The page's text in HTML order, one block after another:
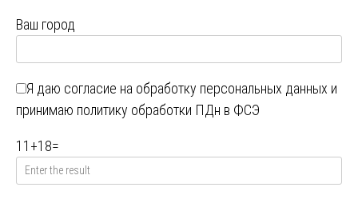
Ваш город
Я даю согласие на обработку персональных данных и
принимаю политику обработки ПДн в ФСЭ
11 +18=